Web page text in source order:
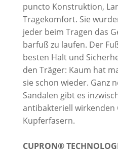
puncto Konstruktion,
Tragekomfort. Sie
jeder beim Tragen das
barfuß zu laufen. Der
besten Halt und
den Träger: Kaum hat
sie schon wieder. Ganz
Sandalen gibt es
antibakteriell
Kupferfasern.
CUPRON®